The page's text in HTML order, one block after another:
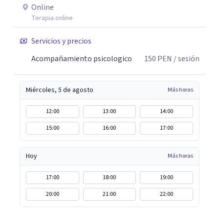
Online
Terapia online
Servicios y precios
Acompañamiento psicologico
150 PEN / sesión
Miércoles, 5 de agosto Más horas
12:00 13:00
14:00
15:00
16:00 17:00
Hoy Más horas
17:00 18:00
19:00
20:00
21:00 22:00